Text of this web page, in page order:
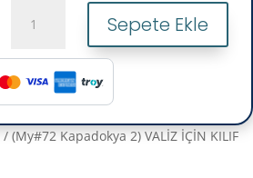
Kapadokya
VALİZ
İÇİN
adet
Sepete Ekle
/ (My#72 Kapadokya 2) VALİZ İÇİN KILIF